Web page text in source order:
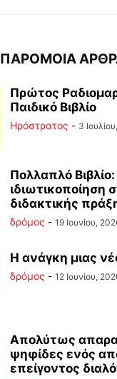
ΠΑΡΟΜΟΙΑ
Πρώτος
Παιδικό Βιβλίο
Ηρόστρατος - 3
Πολλαπλό
ιδιωτικοποίηση
διδακτικής
δρόμος - 19 Ιουνίου,
Η ανάγκη μιας
δρόμος - 12 Ιουνίου,
Απολύτως
ψηφίδες ενός
επείγοντος